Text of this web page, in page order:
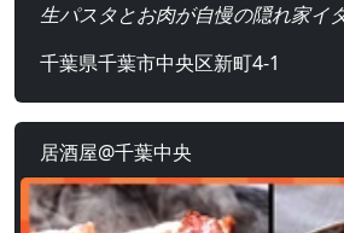
生パスタとお肉が自慢の隠れ家イ
千葉県千葉市中央区新町4-1
居酒屋@千葉中央